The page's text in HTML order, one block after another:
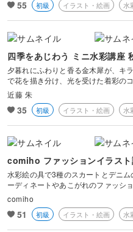
55 初級 イラスト・絵画 水
四季をあじわう ミニ水彩講座
夕暮れにふわりと香る金木犀が、キ
で花を描き分け、光を受けた着彩のコ
近藤 朱
35 初級 イラスト・絵画 水
comiho ファッションイラス
水彩絵の具で3種のスカートとデニ
ーディネートやあこがれのファッシ
comiho
51 初級 イラスト・絵画 水